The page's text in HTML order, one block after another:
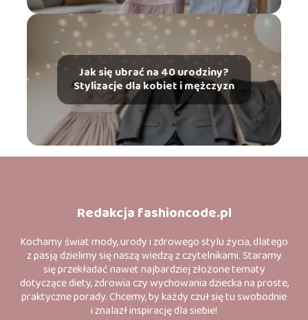
Jak się ubrać na 40 urodziny?
Stylizacje dla kobiet i mężczyzn
Redakcja fashioncode.pl
Kochamy świat mody, urody i zdrowego stylu życia, dlatego
z pasją dzielimy się naszą wiedzą z czytelnikami. Staramy
się przekładać nawet najbardziej złożone tematy
dotyczące diety, zdrowia czy wychowania dziecka na proste,
praktyczne porady. Chcemy, by każdy czuł się tu swobodnie
i znalazł inspirację dla siebie!